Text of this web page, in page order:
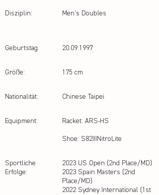
Disziplin: Men's Doubles
Geburtstag:
Größe:
Nationalität:
Equipment:
Sportliche
Erfolge:
20.09.1997
175 cm
Chinese Taipei
Racket: ARS-HS
Shoe: S82IIINitroLite
2023 US Open (2nd Place/MD)
2023 Spain Masters (2nd
Place/MD)
2022 Sydney International (1st